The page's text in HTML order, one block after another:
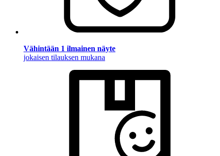
Vähintään 1 ilmainen näyte
jokaisen tilauksen mukana